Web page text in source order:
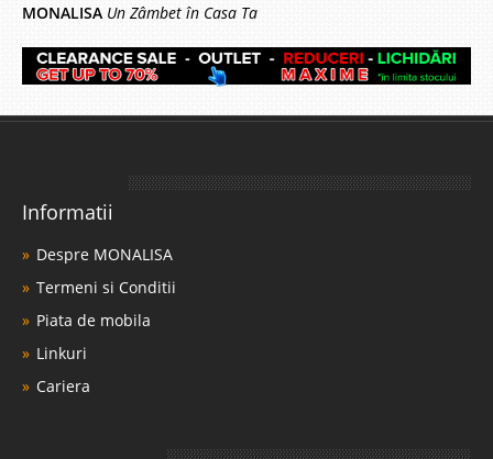
MONALISA Un Zâmbet în Casa Ta
Informatii
Despre MONALISA
Termeni si Conditii
Piata de mobila
Linkuri
Cariera